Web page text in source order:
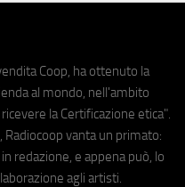
Coop, ha ottenuto la
al mondo, nell'ambito
la Certificazione etica".
vanta un primato:
redazione, e appena può, lo
agli artisti.